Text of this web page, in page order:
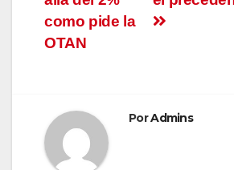
como pide la
OTAN
PorAdmins